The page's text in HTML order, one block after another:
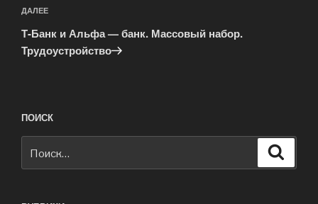
Следующая
запись
ДАЛЕЕ
Т-Банк и Альфа — банк. Массовый набор.
Трудоустройство
ПОИСК